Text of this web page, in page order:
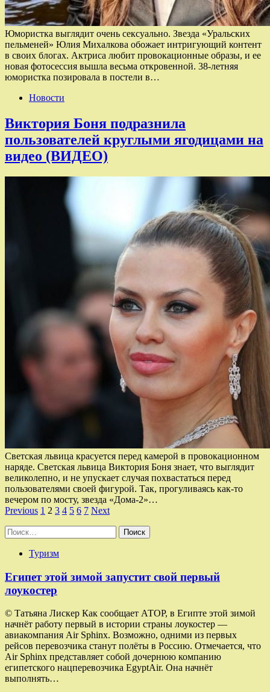
Юмористка выглядит очень сексуально. Звезда «Уральских
пельменей» Юлия Михалкова обожает интригующий контент
в своих блогах. Актриса любит провокационные образы, и ее
новая фотосессия вышла весьма откровенной. 38-летняя
юмористка позировала в постели в…
Новости
Виктория Боня подразнила
пользователей круглыми ягодицами на
видео (ВИДЕО)
Светская львица красуется перед камерой в провокационном
наряде. Светская львица Виктория Боня знает, что выглядит
великолепно, и не упускает случая похвастаться перед
пользователями своей фигурой. Так, прогуливаясь как-то
вечером по мосту, звезда «Дома-2»…
Пагинация
записей
Previous 1 2 3 4 5 6 7 Next
Найти:
Туризм
Египет этой зимой запустит свой первый
лоукостер
© Татьяна Лискер Как сообщает АТОР, в Египте этой зимой
начнёт работу первый в истории страны лоукостер —
авиакомпания Air Sphinx. Возможно, одними из первых
рейсов перевозчика станут полёты в Россию. Отмечается, что
Air Sphinx представляет собой дочернюю компанию
египетского нацперевозчика EgyptAir. Она начнёт
выполнять…